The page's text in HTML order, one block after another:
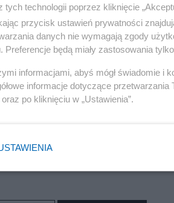
tych technologii poprzez kliknięcie
przycisk ustawień prywatności
danych nie wymagają zgody
Preferencje będą miały zastosowania
informacjami, abyś mógł świadomie i
informacje dotyczące
oraz po kliknięciu w „Ustawienia”.